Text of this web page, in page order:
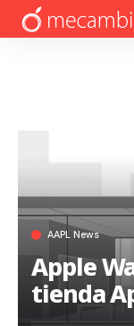
AAPL News
Apple
tienda